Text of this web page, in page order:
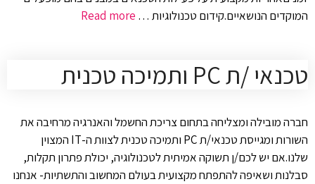
המוקדים הנושאיים.קידום טכנולוגיות … Read more
טכנאי /ת PC ותמיכה טכנית
חברה מובילה ומצליחה בתחום צריכת החשמל והאנרגיה מרחיבה את
השורות ומגייסת טכנאי/ת PC ותמיכה טכנית לצוות ה-IT המצוין
שלנו.אם יש לכם/ן תשוקה אמיתית לטכנולוגיה, יכולת פתרון תקלות,
סבלנות ושאיפה להתפתח מקצועית בעולם המחשוב והתשתיות- אנחנו